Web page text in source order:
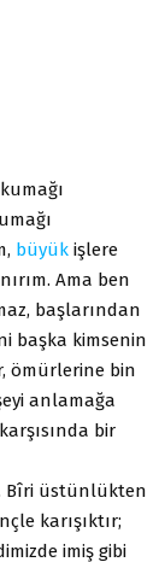
büyük işlere
Ama ben
başlarından
başka kimsenin
ömürlerine bin
anlamağa
bir
Bîri üstünlükten
karışıktır;
imiş gibi